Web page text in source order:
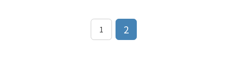
다. 3개의 피크 구간은 각각 ‘보존-개발’, ‘역사’, ‘토건-복지’의 이슈를 다
루었다. 이 이슈들은 건물 디자인을 통해 어느 정도 해결할 수도 있는
1 2